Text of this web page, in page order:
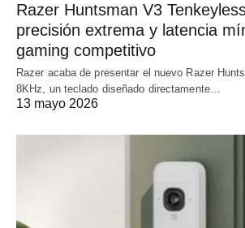
Razer Huntsman V3
precisión extrema y latencia
gaming competitivo
Razer acaba de presentar el nuevo Razer
8KHz, un teclado diseñado directamente…
13 mayo 2026